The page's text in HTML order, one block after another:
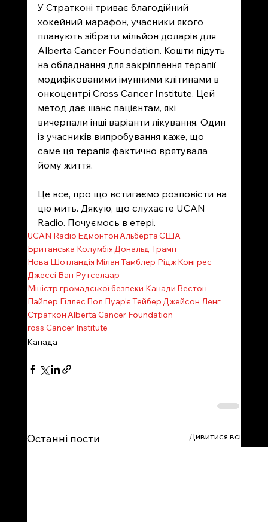
У Стратконі триває благодійний
хокейний марафон, учасники якого
планують зібрати мільйон доларів для
Alberta Cancer Foundation. Кошти підуть
на обладнання для закріплення терапії
модифікованими імунними клітинами в
онкоцентрі Cross Cancer Institute. Цей
метод дає шанс пацієнтам, які
вичерпали інші варіанти лікування. Один
із учасників випробування каже, що
саме ця терапія фактично врятувала
йому життя.
Це все, про що встигаємо розповісти на
цю мить. Дякую, що слухаєте UCAN
Radio. Почуємось в етері.
UCAN Radio ЕдмонтонАльбертаСША
Британська КолумбіяДональд Трамп
Нова Шотландія МіланТамблер РіджКонгрес
Джессі Ван Рутселаар
Міністр громадської безпеки Канади Вестон
Пайпер Гіллес Пол Пуар’єТейберДжейсон Ленг
СтратконAlberta Cancer Foundation
ross Cancer Institute
Канада
Останні пости Дивитися всі